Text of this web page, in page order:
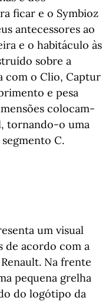
ficar e o Symbioz
antecessores ao
e o habitáculo às
sobre a
com o Clio, Captur
e pesa
colocam-
tornando-o uma
C.
um visual
de acordo com a
Na frente
pequena grelha
do logótipo da